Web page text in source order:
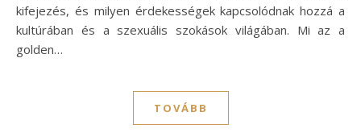
kifejezés, és milyen érdekességek kapcsolódnak hozzá a
kultúrában és a szexuális szokások világában. Mi az a
golden…
TOVÁBB